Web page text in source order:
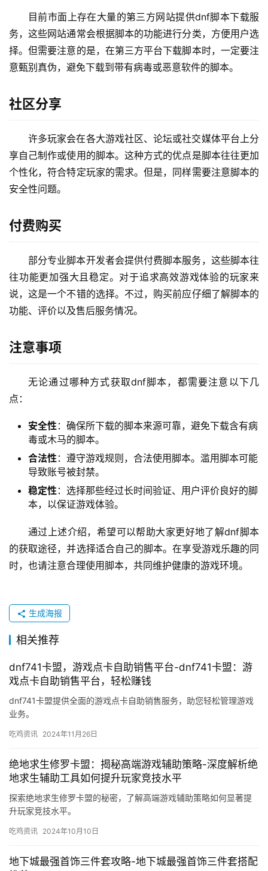
目前市面上存在大量的第三方网站提供dnf脚本下载服
务，这些网站通常会根据脚本的功能进行分类，方便用户选
择。但需要注意的是，在第三方平台下载脚本时，一定要注
意甄别真伪，避免下载到带有病毒或恶意软件的脚本。
社区分享
许多玩家会在各大游戏社区、论坛或社交媒体平台上分
享自己制作或使用的脚本。这种方式的优点是脚本往往更加
个性化，符合特定玩家的需求。但是，同样需要注意脚本的
安全性问题。
付费购买
部分专业脚本开发者会提供付费脚本服务，这些脚本往
往功能更加强大且稳定。对于追求高效游戏体验的玩家来
说，这是一个不错的选择。不过，购买前应仔细了解脚本的
功能、评价以及售后服务情况。
注意事项
无论通过哪种方式获取dnf脚本，都需要注意以下几
点：
安全性：确保所下载的脚本来源可靠，避免下载含有病
毒或木马的脚本。
合法性：遵守游戏规则，合法使用脚本。滥用脚本可能
导致账号被封禁。
稳定性：选择那些经过长时间验证、用户评价良好的脚
本，以保证游戏体验。
通过上述介绍，希望可以帮助大家更好地了解dnf脚本
的获取途径，并选择适合自己的脚本。在享受游戏乐趣的同
时，也请注意合理使用脚本，共同维护健康的游戏环境。
生成海报
相关推荐
dnf741卡盟，游戏点卡自助销售平台-dnf741卡盟：游
戏点卡自助销售平台，轻松赚钱
dnf741卡盟提供全面的游戏点卡自助销售服务，助您轻松管理游戏
业务。
吃鸡资讯 2024年11月26日
绝地求生修罗卡盟：揭秘高端游戏辅助策略-深度解析绝
地求生辅助工具如何提升玩家竞技水平
探索绝地求生修罗卡盟的秘密，了解高端游戏辅助策略如何显著提
升玩家竞技水平。
吃鸡资讯 2024年10月10日
地下城最强首饰三件套攻略-地下城最强首饰三件套搭配